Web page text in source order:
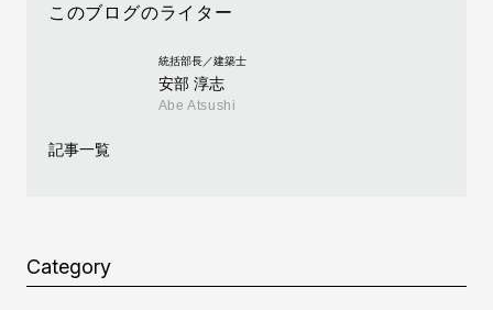
このブログのライター
統括部長／建築士
安部 淳志
Abe Atsushi
記事一覧
Category